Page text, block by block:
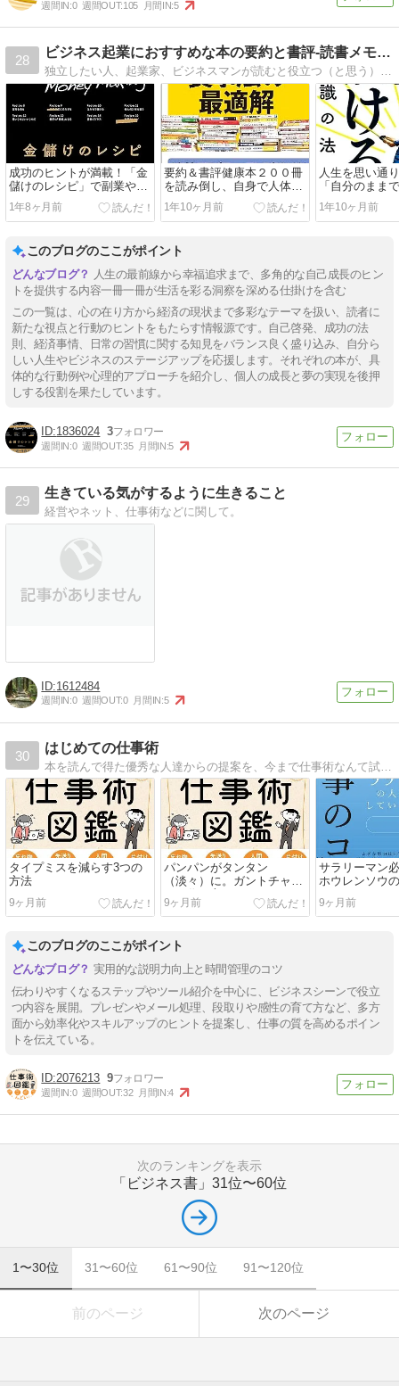
週間IN:0 週間OUT:105 月間IN:5
28
ビジネス起業におすすめな本の要約と書評-読書メモブログ
成功のヒントが満載！「金
儲けのレシピ」で副業や新
規事業を加速させる
1年8ヶ月前
要約＆書評健康本２００冊
を読み倒し、自身で人体実
験してわかった 食事法の最
適解
1年10ヶ月前
人生を思い通
「自分のまま
無意識の法則
ーと要約
1年10ヶ月前
このブログのここがポイント
人生の最前線から幸福追求まで、多角的な自己成長のヒン
トを提供する内容一冊一冊が生活を彩る洞察を深める仕掛けを含む
この一覧は、心の在り方から経済の現状まで多彩なテーマを扱い、読者に
新たな視点と行動のヒントをもたらす情報源です。自己啓発、成功の法
則、経済事情、日常の習慣に関する知見をバランス良く盛り込み、自分ら
しい人生やビジネスのステージアップを応援します。それぞれの本が、具
体的な行動例や心理的アプローチを紹介し、個人の成長と夢の実現を後押
しする役割を果たしています。
1836024 3
週間IN:0 週間OUT:35 月間IN:5
29
生きている気がするように生きること
経営やネット、仕事術などに関して。
1612484
週間IN:0 週間OUT:0 月間IN:5
30
はじめての仕事術
本を読んで得た優秀な人達からの提案を、今まで仕事術なんて試したことない「はじめて」なあなたへ、平凡な私でも実践できるアクションプランにしてご提供します。毎週月曜日に更新
タイプミスを減らす3つの
方法
9ヶ月前
パンパンがタンタン
（淡々）に。ガントチャー
トの作り方
9ヶ月前
サラリーマン
ホウレンソウ
9ヶ月前
このブログのここがポイント
実用的な説明力向上と時間管理のコツ
伝わりやすくなるステップやツール紹介を中心に、ビジネスシーンで役立
つ内容を展開。プレゼンやメール処理、段取りや感性の育て方など、多方
面から効率化やスキルアップのヒントを提案し、仕事の質を高めるポイン
トを伝えている。
2076213 9
週間IN:0 週間OUT:32 月間IN:4
次のランキングを表示
「ビジネス書」 31位〜60位
1〜30位 31〜60位 61〜90位 91〜120位
前のページ 次のページ